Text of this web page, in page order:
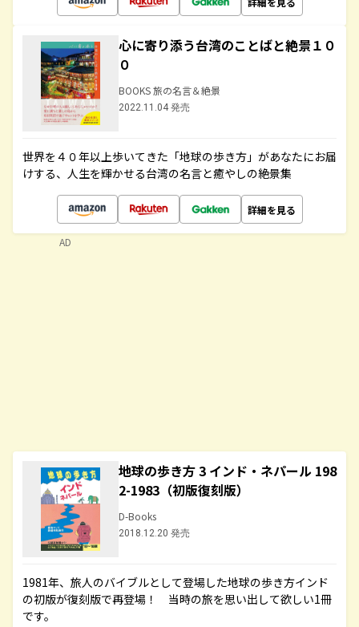
心に寄り添う台湾のことばと絶景１０
０
BOOKS 旅の名言＆絶景
2022.11.04 発売
世界を４０年以上歩いてきた「地球の歩き方」があなたにお届
けする、人生を輝かせる台湾の名言と癒やしの絶景集
詳細を見る
地球の歩き方 3 インド・ネパール 198
2-1983（初版復刻版）
D-Books
2018.12.20 発売
1981年、旅人のバイブルとして登場した地球の歩き方インド
の初版が復刻版で再登場！ 当時の旅を思い出して欲しい1冊
です。
AD